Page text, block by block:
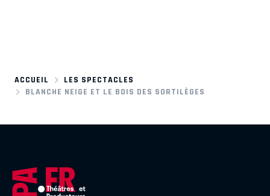
ACCUEIL
LES SPECTACLES
BLANCHE NEIGE ET LE BOIS DES SORTILÈGES